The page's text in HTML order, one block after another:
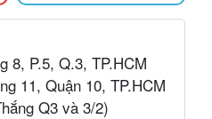
8, P.5, Q.3, TP.HCM
11, Quận 10, TP.HCM
Q3 và 3/2)